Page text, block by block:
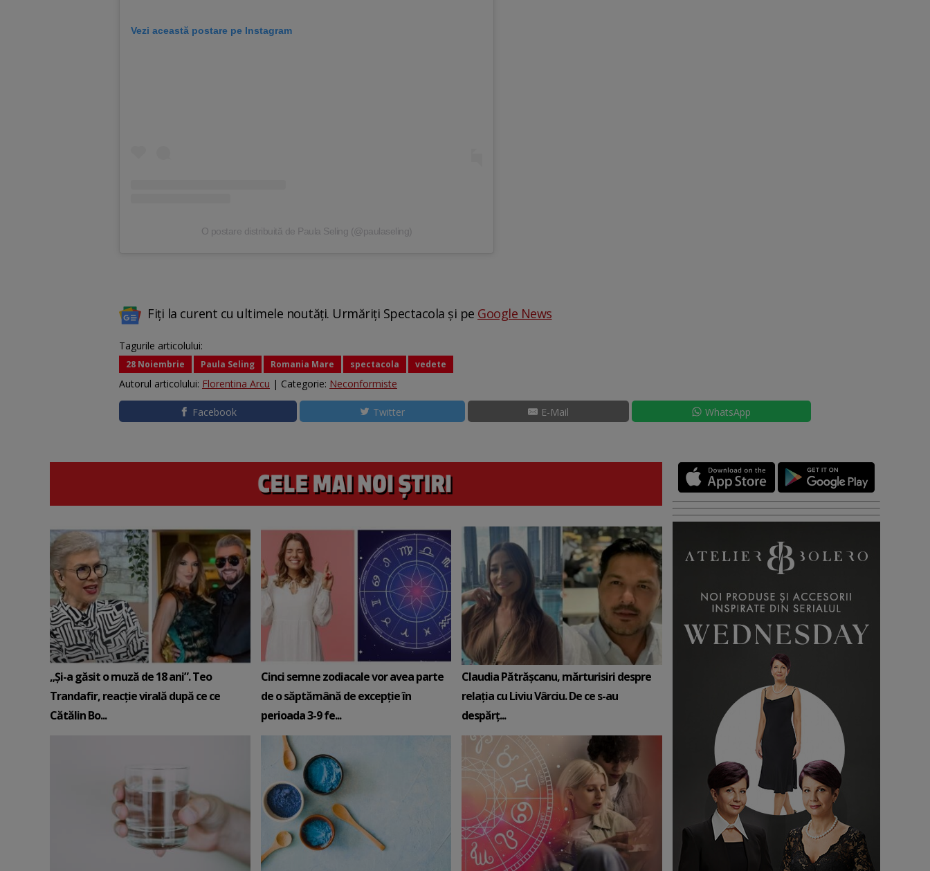
Vezi această postare pe Instagram
O postare distribuită de Paula Seling (@paulaseling)
Fiți la curent cu ultimele noutăți. Urmăriți Spectacola și pe Google News
Tagurile articolului:
28 Noiembrie Paula Seling Romania Mare spectacola vedete
Autorul articolului: Florentina Arcu | Categorie: Neconformiste
Facebook Twitter E-Mail WhatsApp
„Și-a găsit o muză de 18 ani”. Teo
Trandafir, reacție virală după ce ce
Cătălin Bo...
Cinci semne zodiacale vor avea parte
de o săptămână de excepție în
perioada 3-9 fe...
Claudia Pătrășcanu, mărturisiri despre
relația cu Liviu Vârciu. De ce s-au
despărț...